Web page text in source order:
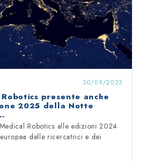
30/09/2025
presente anche
2025 della Notte
Robotics alle edizioni 2024
delle ricercatrici e dei